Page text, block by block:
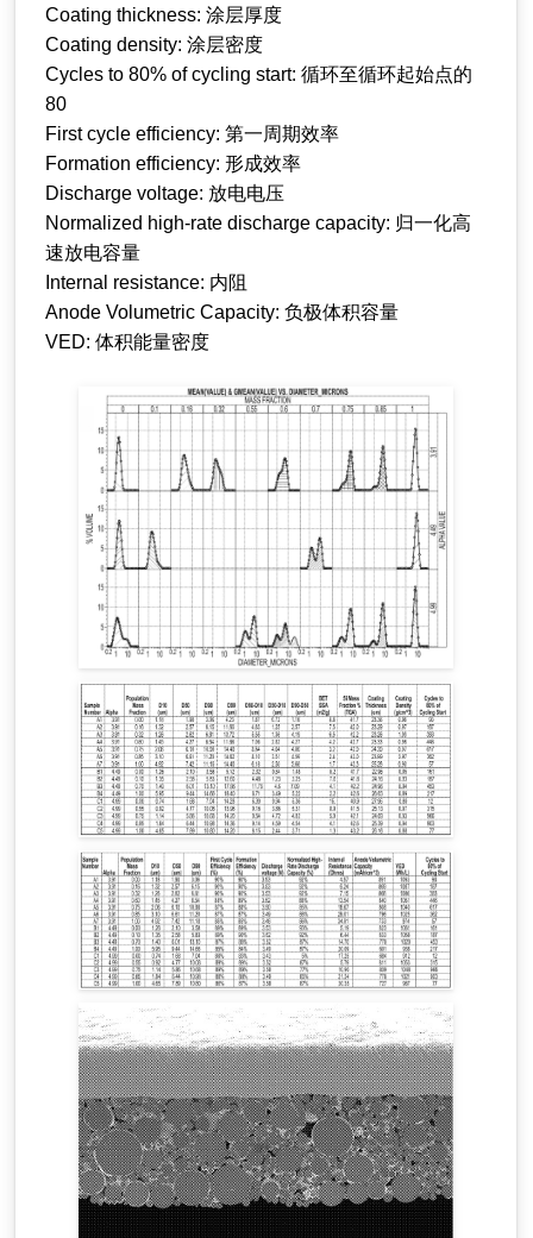
Coating thickness: 涂层厚度
Coating density: 涂层密度
Cycles to 80% of cycling start: 循环至循环起始点的
80
First cycle efficiency: 第一周期效率
Formation efficiency: 形成效率
Discharge voltage: 放电电压
Normalized high-rate discharge capacity: 归一化高
速放电容量
Internal resistance: 内阻
Anode Volumetric Capacity: 负极体积容量
VED: 体积能量密度